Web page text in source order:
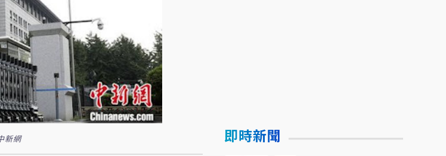
新網 即時新聞